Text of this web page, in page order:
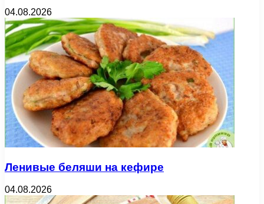
04.08.2026
Ленивые беляши на кефире
04.08.2026